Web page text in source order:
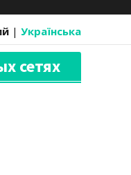
| Українська
сетях